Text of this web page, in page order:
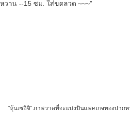
"หุ้นเซอิจิ" ภาพวาดที่จะแบ่งปันแพคเกจทองปาก